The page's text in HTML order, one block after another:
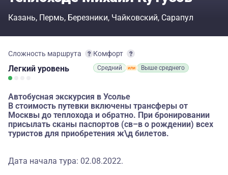
Казань Пермь Березники Чайковский Сарапул
Сложность маршрута
Легкий уровень
Комфорт
Средний Выше среднего
Автобусная экскурсия в Усолье
В стоимость путевки включены трансферы от
Москвы до теплохода и обратно. При бронировании
присылать сканы паспортов (св–в о рождении) всех
туристов для приобретения ж\д билетов.
Дата начала тура: 02.08.2022.